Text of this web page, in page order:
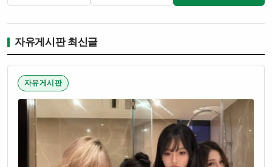
자유게시판 최신글
자유게시판